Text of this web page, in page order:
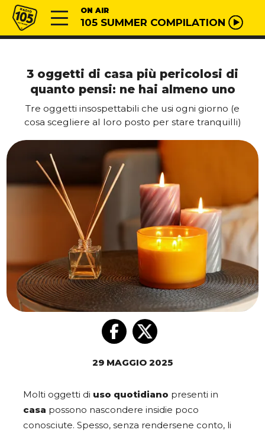
Vai al contenuto
Radio 105 ON AIR
105 SUMMER COMPILATION
3 oggetti di casa più pericolosi di
quanto pensi: ne hai almeno uno
Tre oggetti insospettabili che usi ogni giorno (e
cosa scegliere al loro posto per stare tranquilli)
29 MAGGIO 2025
Molti oggetti di uso quotidiano presenti in
casa possono nascondere insidie poco
conosciute. Spesso, senza rendersene conto, li